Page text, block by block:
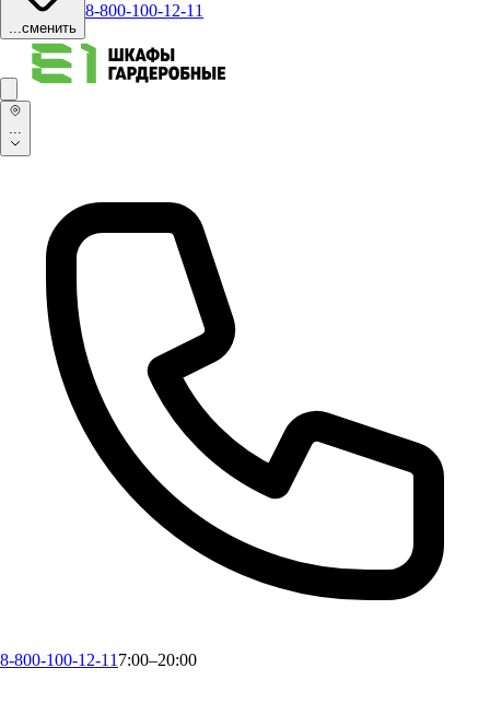
...сменить
8-800-100-12-11
...
8-800-100-12-11 7:00–20:00